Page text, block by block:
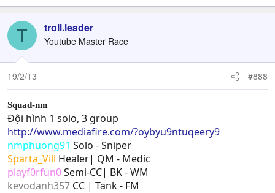
T troll.leader
Youtube Master Race
19/2/13 #888
Squad-nm
Đội hình 1 solo, 3 group
http://www.mediafire.com/?oybyu9ntuqeery9
nmphuong91 Solo - Sniper
Sparta_Vill Healer| QM - Medic
playf0rfun0Semi-CC| BK - WM
kevodanh357 CC | Tank - FM